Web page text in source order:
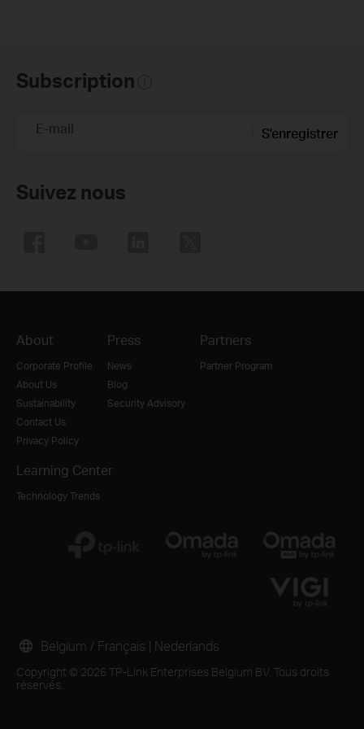
Subscription
E-mail S'enregistrer
Suivez nous
About
Corporate Profile
About Us
Sustainability
Contact Us
Privacy Policy
Press
News
Blog
Security Advisory
Partners
Partner Program
Learning Center
Technology Trends
Copyright © 2026 TP-Link Enterprises Belgium BV. Tous droits
réservés.
Belgium / Français | Nederlands